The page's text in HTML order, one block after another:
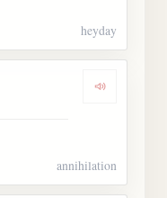
heyday
Dengarkan
annihilation